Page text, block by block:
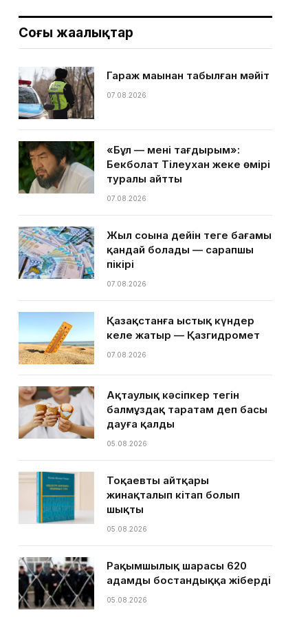
Соңғы жаңалықтар
Гараж маңынан табылған мәйіт
07.08.2026
«Бұл — менің тағдырым»:
Бекболат Тілеухан жеке өмірі
туралы айтты
07.08.2026
Жыл соңына дейін теңге бағамы
қандай болады — сарапшы
пікірі
07.08.2026
Қазақстанға ыстық күндер
келе жатыр — Қазгидромет
07.08.2026
Ақтаулық кәсіпкер тегін
балмұздақ таратам деп басы
дауға қалды
05.08.2026
Тоқаевтың айтқары
жинақталып кітап болып
шықты
05.08.2026
Рақымшылық шарасы 620
адамды бостандыққа жіберді
05.08.2026